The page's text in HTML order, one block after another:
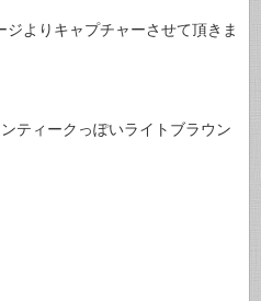
よりキャプチャーさせて頂きま
ティークっぽいライトブラウン